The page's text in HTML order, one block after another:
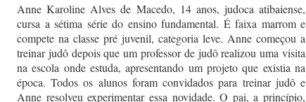
Anne Karoline Alves de Macedo, 14 anos, judoca atibaiense,
cursa a sétima série do ensino fundamental. É faixa marrom e
compete na classe pré juvenil, categoria leve. Anne começou a
treinar judô depois que um professor de judô realizou uma visita
na escola onde estuda, apresentando um projeto que existia na
época. Todos os alunos foram convidados para treinar judô e
Anne resolveu experimentar essa novidade. O pai, a princípio,